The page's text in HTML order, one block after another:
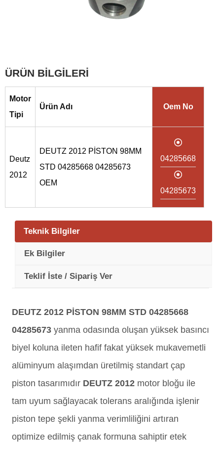
ÜRÜN BİLGİLERİ
Motor
Tipi
Ürün Adı Oem No
Deutz
2012
DEUTZ 2012 PİSTON 98MM
STD 04285668 04285673
OEM
04285668
04285673
Teknik Bilgiler
Ek Bilgiler
Teklif İste / Sipariş Ver
DEUTZ 2012 PİSTON 98MM STD 04285668
04285673 yanma odasında oluşan yüksek basıncı
biyel koluna ileten hafif fakat yüksek mukavemetli
alüminyum alaşımdan üretilmiş standart çap
piston tasarımıdır DEUTZ 2012 motor bloğu ile
tam uyum sağlayacak tolerans aralığında işlenir
piston tepe şekli yanma verimliliğini artıran
optimize edilmiş çanak formuna sahiptir etek